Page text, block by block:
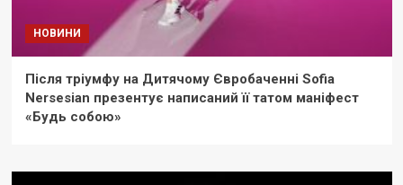
НОВИНИ
Після тріумфу на Дитячому Євробаченні Sofia
Nersesian презентує написаний її татом маніфест
«Будь собою»